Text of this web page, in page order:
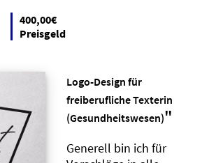
400,00€
Preisgeld
Logo-Design für
freiberufliche Texterin
(Gesundheitswesen)"
Generell bin ich für